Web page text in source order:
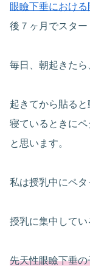
眼瞼下垂におけ
後７ヶ月でスター
毎日、朝起きたら
起きてから貼る
寝ているときに
と思います。
私は授乳中にペタ
授乳に集中してい
先天性眼瞼下垂